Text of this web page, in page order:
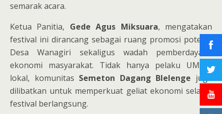
semarak acara.
Ketua Panitia, Gede Agus Miksuara, mengatakan
festival ini dirancang sebagai ruang promosi potensi
Desa Wanagiri sekaligus wadah pemberdayaan
ekonomi masyarakat. Tidak hanya pelaku UMKM
lokal, komunitas Semeton Dagang Blelenge juga
dilibatkan untuk memperkuat geliat ekonomi selama
festival berlangsung.